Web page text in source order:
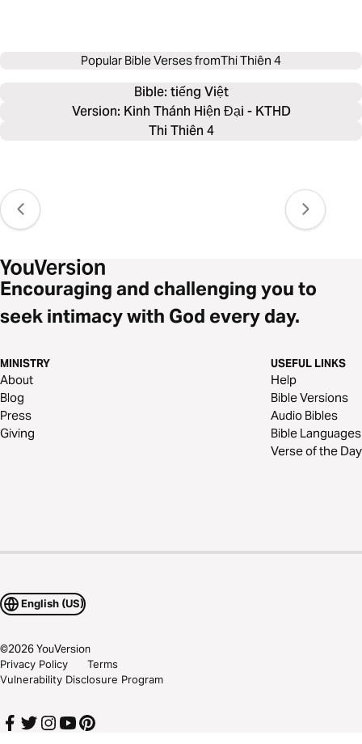
Popular Bible Verses fromThi Thiên 4
Bible: tiếng Việt
Version: Kinh Thánh Hiện Đại - KTHD
Thi Thiên 4
Encouraging and challenging you to
seek intimacy with God every day.
MINISTRY
About
Blog
Press
Giving
USEFUL LINKS
Help
Bible Versions
Audio Bibles
Bible Languages
Verse of the Day
English (US)
©2026YouVersion
Privacy Policy
Terms
Vulnerability Disclosure Program